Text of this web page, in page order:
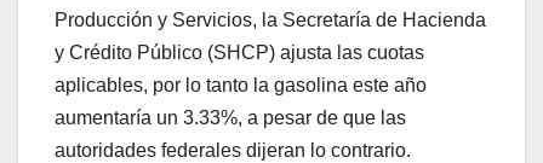
Producción y Servicios, la Secretaría de Hacienda
y Crédito Público (SHCP) ajusta las cuotas
aplicables, por lo tanto la gasolina este año
aumentaría un 3.33%, a pesar de que las
autoridades federales dijeran lo contrario.